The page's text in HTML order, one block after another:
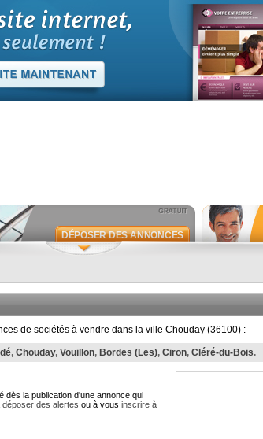
DÉPOSER DES ANNONCES
de sociétés à vendre dans la ville Chouday (36100) :
, Chouday, Vouillon, Bordes (Les), Ciron, Cléré-du-Bois.
dès la publication d'une annonce qui
déposer des alertes ou à vous inscrire à